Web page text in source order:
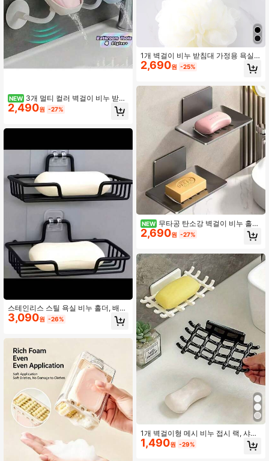
NEW 3개 멀티 컬러 벽걸이 비누 받침
세트, 플라스틱 조개 모양 비누 홀더,
배수 비누 트레이, 욕실 비누 보관 랙,
2,490원 -27%
스테인리스 스틸 욕실 비누 홀더, 배수
슬롯이 있는 직사각형 벽걸이형 비누
접시, 비누 2개 보관 가능, 드릴링 불필
으로 사용 가능, 가정 사용자 및 장식
애호가를 위한 실용적인 욕실 액세서
리
3,090원 -26%
1개 벽걸이 비누 받침대 가정용 욕실
장식 가을 장식 개학
2,690원 -25%
NEW 무타공 탄소강 벽걸이 비누 홀더,
건 그레이, 깊고 넓은 디자인, 빠른 배
수 비누 박스, 자가 접착 무못 벽 배수
힘 방지, 건 그레이
2,690원 -27%
1개 벽걸이형 메시 비누 접시 랙, 샤워
캐디, 욕실 수납 정리함. 수건, 수세미,
브러쉬, 헤어 클립 및 목걸이, 비누 디
1,490원 -29%